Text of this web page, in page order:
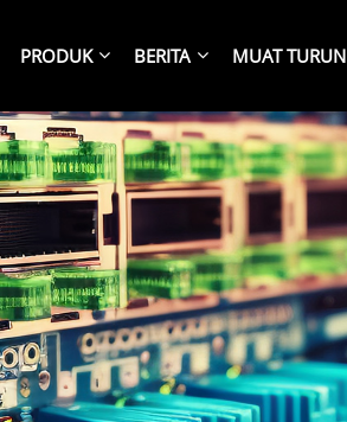
PRODUK BERITA MUAT TURUN